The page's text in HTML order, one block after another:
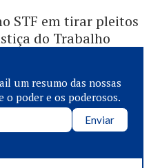
STF em tirar pleitos
do Trabalho
um resumo das nossas
o poder e os poderosos.
Enviar